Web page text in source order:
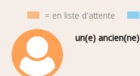
= en liste d'attente
un(e) ancien(ne)